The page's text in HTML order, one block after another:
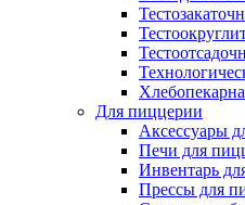
Для пиццерии
Аксессуары
Печи для
Инвентарь
Прессы для